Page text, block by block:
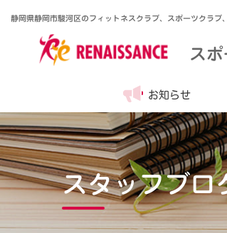
静岡県静岡市駿河区のフィットネスクラブ、スポーツクラブ
ス
お知らせ
スタッフブロ